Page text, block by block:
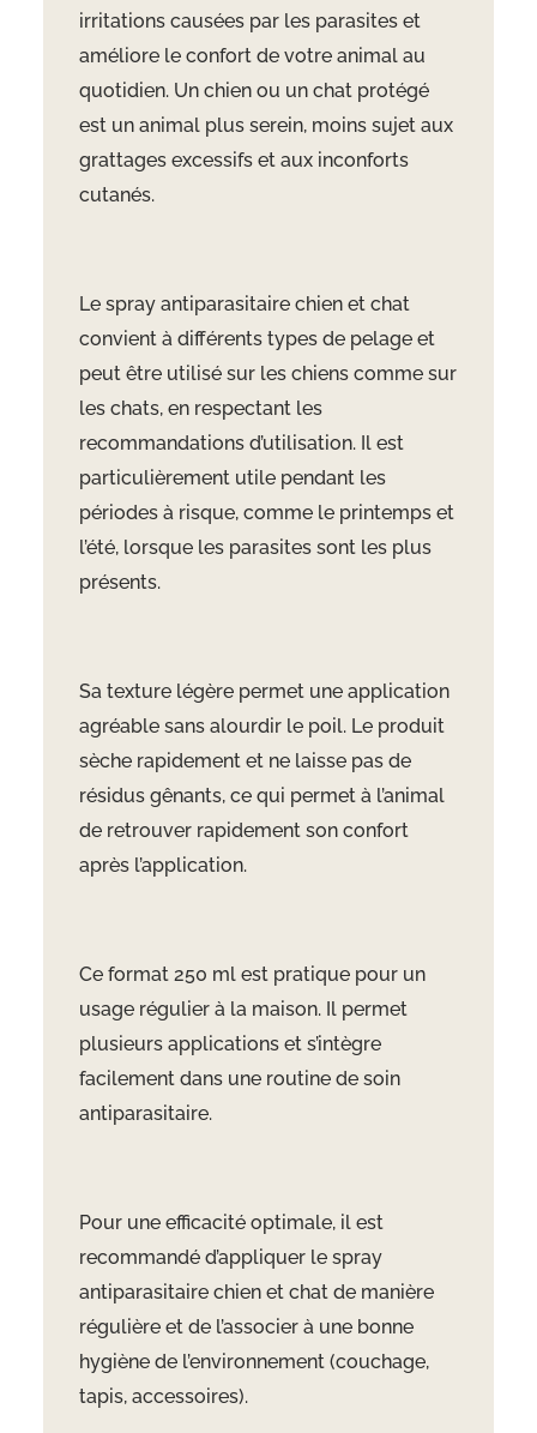
irritations causées par les parasites et
améliore le confort de votre animal au
quotidien. Un chien ou un chat protégé
est un animal plus serein, moins sujet aux
grattages excessifs et aux inconforts
cutanés.
Le spray antiparasitaire chien et chat
convient à différents types de pelage et
peut être utilisé sur les chiens comme sur
les chats, en respectant les
recommandations d’utilisation. Il est
particulièrement utile pendant les
périodes à risque, comme le printemps et
l’été, lorsque les parasites sont les plus
présents.
Sa texture légère permet une application
agréable sans alourdir le poil. Le produit
sèche rapidement et ne laisse pas de
résidus gênants, ce qui permet à l’animal
de retrouver rapidement son confort
après l’application.
Ce format 250 ml est pratique pour un
usage régulier à la maison. Il permet
plusieurs applications et s’intègre
facilement dans une routine de soin
antiparasitaire.
Pour une efficacité optimale, il est
recommandé d’appliquer le spray
antiparasitaire chien et chat de manière
régulière et de l’associer à une bonne
hygiène de l’environnement (couchage,
tapis, accessoires).